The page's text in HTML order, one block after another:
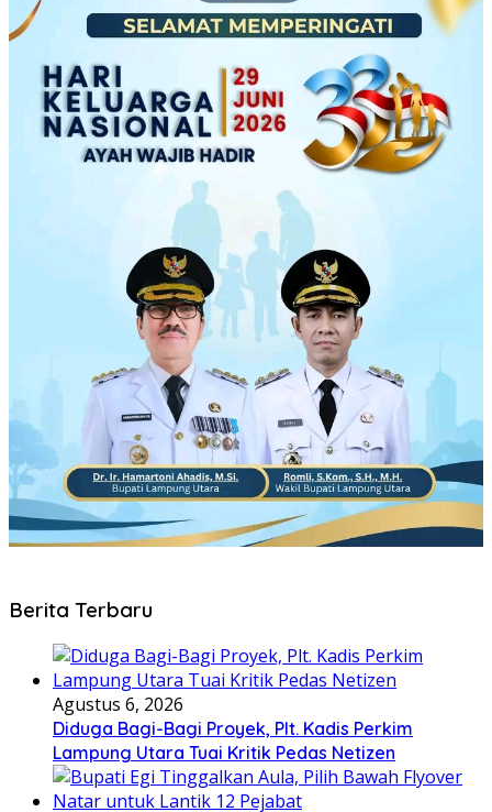
Berita Terbaru
Agustus 6, 2026
Diduga Bagi-Bagi Proyek, Plt. Kadis Perkim
Lampung Utara Tuai Kritik Pedas Netizen